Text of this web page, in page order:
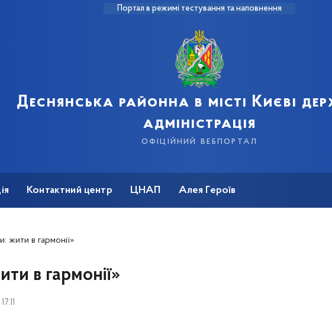
Портал в режимі тестування та наповнення
Деснянська районна в місті Києві
адміністрація
офіційний вебпортал
Контактний центр ЦНАП Алея Героїв
жити в гармонії»
в гармонії»